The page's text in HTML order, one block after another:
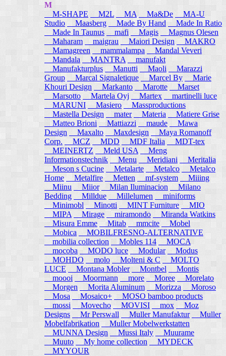
M
M-SHAPE
M2L MA Ma&De
MA-U
Studio
Maasberg Made By Hand
Made In Ratio
Made In Taunus
mafi Magis
Magnus Olesen
Maharam
maigrau Maiori Design
MAKRO
Mamagreen
mammalampa
Mandal Veveri
Mandala
MANTRA
manufakt
Manufakturplus
Manutti Maoli
Marazzi
Group
Marcal Signaletique Marcel By
Marie
Khouri Design
Markanto Marotte
Marset
Marsotto
Martela Oyj Martex
martinelli luce
MARUNI
Masiero
Massproductions
Mastella Design
mater Materia
Matiere Grise
Matteo Brioni
Mattiazzi maude
Mawa
Design
Maxalto Maxdesign
Maya Romanoff
Corp.
MCZ MDD MDF Italia
MDT-tex
MEINERTZ
Meld USA
Meng
Informationstechnik
Menu Meridiani
Meritalia
Meson s Cucine
Metalarte Metalco
Metalco
Home Metalfire Metten mf-system
Miiing
Miinu
Miior Milan Iluminacion
Milano
Bedding
Milldue Millelumen
miniforms
Minimobl Minotti MINT Furniture
MIO
MIPA
Mirage miramondo
Miranda Watkins
Misura Emme
Mitab mmcite
Mobel
Mobica
MOBILFRESNO-ALTERNATIVE
mobilia collection
Mobles 114
MOCA
mocoba
MODO luce Modular
Modus
MOHDO
molo Molteni & C
MOLTO
LUCE
Montana Mobler Montbel
Montis
moooi
Moormann more Moree
Morelato
Morgen
Morita Aluminum Morizza
Moroso
Mosa
Mosaico+
MOSO bamboo products
mossi
Movecho MOVISI mox
Moz
Designs
Mr Perswall Muller Manufaktur
Muller
Mobelfabrikation
Muller Mobelwerkstatten
MUNNA Design
Mussi Italy
Muurame
Muuto My home collection
MYDECK
MYYOUR